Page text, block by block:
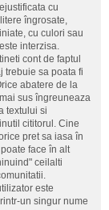
cu
îngrosate,
cu culori sau
interzisa.
cont de faptul
trebuie sa poata fi
abatere de la
sus îngreuneaza
textului si
cititorul. Cine
pret sa iasa în
face în alt
ceilalti
este
un singur nume